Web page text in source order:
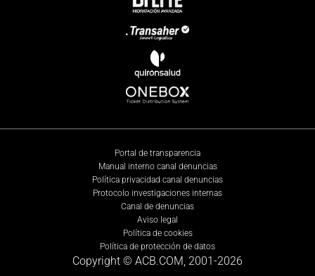
Portal de transparencia
Manual interno canal denuncias
Política privacidad canal denuncias
Protocolo investigaciones internas
Canal de denuncias
Aviso legal
Política de cookies
Política de protección de datos
Copyright © ACB.COM, 2001-2026